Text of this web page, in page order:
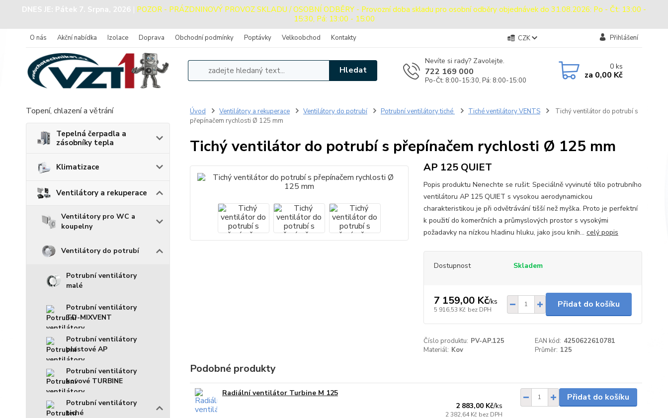
DNES JE: Pátek 7. Srpna, 2026 | POZOR - PRÁZDNINOVÝ PROVOZ SKLADU / OSOBNÍ ODBĚRY - Provozní doba skladu pro osobní odběry objednávek do 31.08.2026: Po - Čt: 13:00 -
15:30, Pá: 13:00 - 15:00
O nás Akční nabídka Izolace Doprava Obchodní podmínky Poptávky Velkoobchod Kontakty CZK Přihlášení
Hledat
Nevíte si rady? Zavolejte.
722 169 000
Po-Čt: 8:00-15:30, Pá: 8:00-15:00
0ks
za 0,00 Kč
Topení, chlazení a větrání
Tepelná čerpadla a
zásobníky tepla
Klimatizace
Ventilátory a rekuperace
Ventilátory pro WC a
koupelny
Ventilátory do potrubí
Potrubní ventilátory
malé
Potrubní ventilátory
TD-MIXVENT
Potrubní ventilátory
plastové AP
Potrubní ventilátory
kovové TURBINE
Potrubní ventilátory
tiché
Úvod Ventilátory a rekuperace Ventilátory do potrubí Potrubní ventilátory tiché Tiché ventilátory VENTS
Tichý ventilátor do potrubí s
přepínačem rychlosti Ø 125 mm
Tichý ventilátor do potrubí s přepínačem rychlosti Ø 125 mm
AP 125 QUIET
Popis produktu Nenechte se rušit: Speciálně vyvinuté tělo potrubního
ventilátoru AP 125 QUIET s vysokou aerodynamickou
charakteristikou je při odvětrávání tišší než myška. Proto je perfektní
k použití do komerčních a průmyslových prostor s vysokými
požadavky na nízkou hladinu hluku, jako jsou knih... celý popis
Dostupnost Skladem
7 159,00 Kč/ks
5 916,53 Kč bez DPH
Přidat do košíku
Číslo produktu: PV-AP.125 EAN kód: 4250622610781
Materiál: Kov Průměr: 125
Podobné produkty
Radiální ventilátor Turbine M 125
2 883,00 Kč/ks
2 382,64 Kč bez DPH
Přidat do košíku